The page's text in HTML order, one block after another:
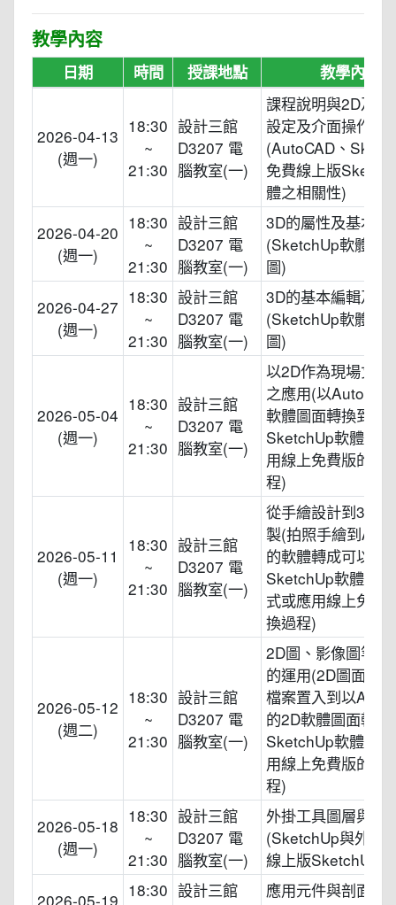
教學內容
日期 時間 授課地點 教學內容
2026-04-13
(週一)
18:30
~
21:30
設計三館
D3207 電
腦教室(一)
課程說明與2D及
設定及介面操作
(AutoCAD、
免費線上版
體之相關性)
2026-04-20
(週一)
18:30
~
21:30
設計三館
D3207 電
腦教室(一)
3D的屬性及基本繪
(SketchUp軟體基
圖)
2026-04-27
(週一)
18:30
~
21:30
設計三館
D3207 電
腦教室(一)
3D的基本編輯及設
(SketchUp軟體基
圖)
2026-05-04
(週一)
18:30
~
21:30
設計三館
D3207 電
腦教室(一)
以2D作為現場丈量
之應用(以
軟體圖面轉換到
SketchUp軟體使
用線上免費版的轉
程)
2026-05-11
(週一)
18:30
~
21:30
設計三館
D3207 電
腦教室(一)
從手繪設計到3D空
製(拍照手繪到
的軟體轉成可以到
SketchUp軟體使
式或應用線上免費
換過程)
2026-05-12
(週二)
18:30
~
21:30
設計三館
D3207 電
腦教室(一)
2D圖、影像圖等在
的運用(2D圖面或
檔案置入到以
的2D軟體圖面轉換
SketchUp軟體使
用線上免費版的轉
程)
2026-05-18
(週一)
18:30
~
21:30
設計三館
D3207 電
腦教室(一)
外掛工具圖層與3D
(SketchUp與外掛
線上版SketchUp
2026-05-19 18:30 設計三館
應用元件與剖面與